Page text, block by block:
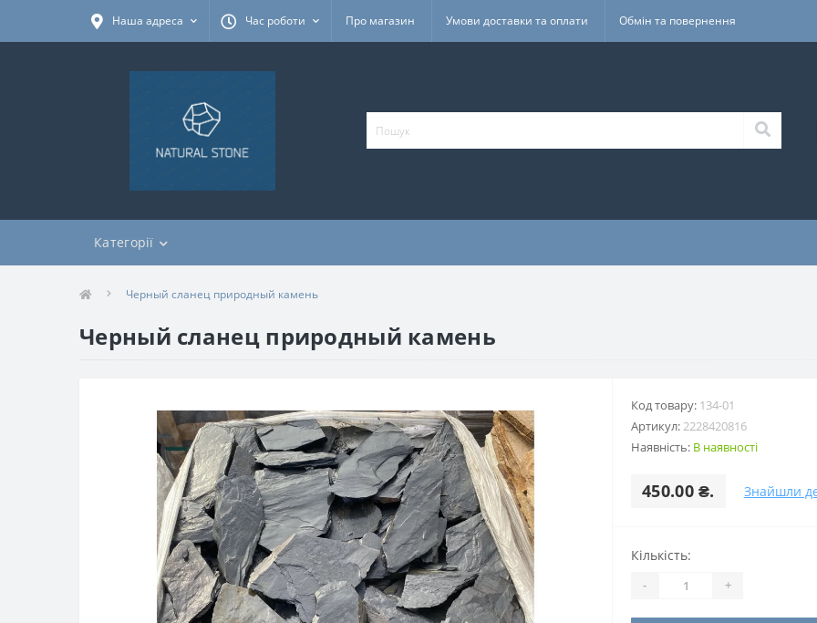
Наша адреса Час роботи Про магазин Умови доставки та оплати Обмін та повернення
Категорії
Черный сланец природный камень
Черный сланец природный камень
Код товару: 134-01
Артикул: 2228420816
Наявність: В наявності
450.00 ₴. Знайшли
Кількість:
- +